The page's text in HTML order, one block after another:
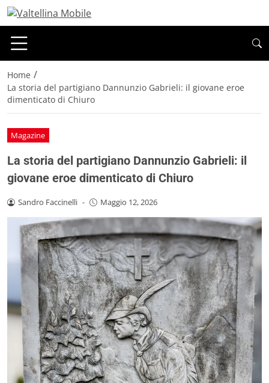
Home /
La storia del partigiano Dannunzio Gabrieli: il giovane eroe
dimenticato di Chiuro
Magazine
La storia del partigiano Dannunzio Gabrieli: il
giovane eroe dimenticato di Chiuro
Sandro Faccinelli - Maggio 12, 2026